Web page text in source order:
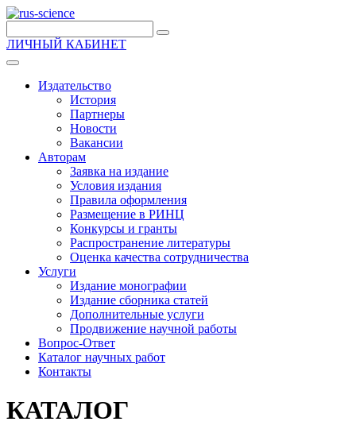
ЛИЧНЫЙ КАБИНЕТ
Издательство
История
Партнеры
Новости
Вакансии
Авторам
Заявка на издание
Условия издания
Правила оформления
Размещение в РИНЦ
Конкурсы и гранты
Распространение литературы
Оценка качества сотрудничества
Услуги
Издание монографии
Издание сборника статей
Дополнительные услуги
Продвижение научной работы
Вопрос-Ответ
Каталог научных работ
Контакты
КАТАЛОГ